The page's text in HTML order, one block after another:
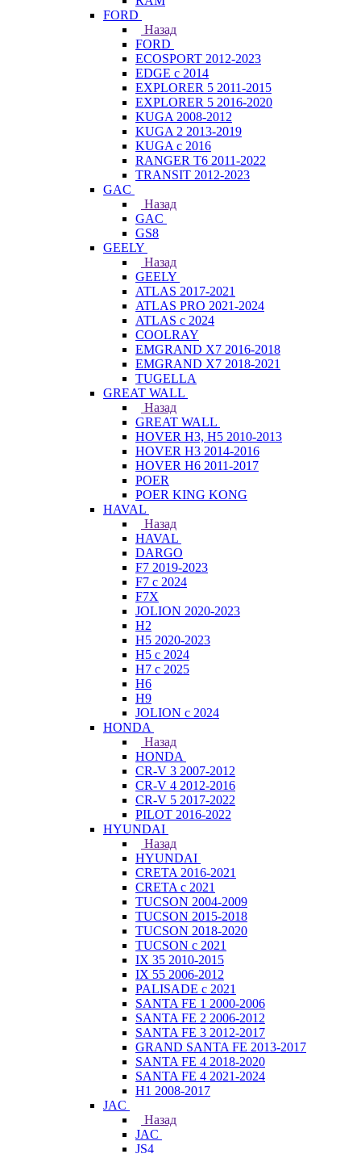
FORD
Назад
FORD
ECOSPORT 2012-2023
EDGE c 2014
EXPLORER 5 2011-2015
EXPLORER 5 2016-2020
KUGA 2008-2012
KUGA 2 2013-2019
KUGA с 2016
RANGER T6 2011-2022
TRANSIT 2012-2023
GAC
Назад
GAC
GS8
GEELY
Назад
GEELY
ATLAS 2017-2021
ATLAS PRO 2021-2024
ATLAS с 2024
COOLRAY
EMGRAND X7 2016-2018
EMGRAND X7 2018-2021
TUGELLA
GREAT WALL
Назад
GREAT WALL
HOVER H3, H5 2010-2013
HOVER H3 2014-2016
HOVER H6 2011-2017
POER
POER KING KONG
HAVAL
Назад
HAVAL
DARGO
F7 2019-2023
F7 с 2024
F7X
JOLION 2020-2023
H2
H5 2020-2023
H5 с 2024
H7 с 2025
H6
H9
JOLION с 2024
HONDA
Назад
HONDA
CR-V 3 2007-2012
CR-V 4 2012-2016
CR-V 5 2017-2022
PILOT 2016-2022
HYUNDAI
Назад
HYUNDAI
CRETA 2016-2021
CRETA с 2021
TUCSON 2004-2009
TUCSON 2015-2018
TUCSON 2018-2020
TUCSON с 2021
IX 35 2010-2015
IX 55 2006-2012
PALISADE с 2021
SANTA FE 1 2000-2006
SANTA FE 2 2006-2012
SANTA FE 3 2012-2017
GRAND SANTA FE 2013-2017
SANTA FE 4 2018-2020
SANTA FE 4 2021-2024
H1 2008-2017
JAC
Назад
JAC
JS4